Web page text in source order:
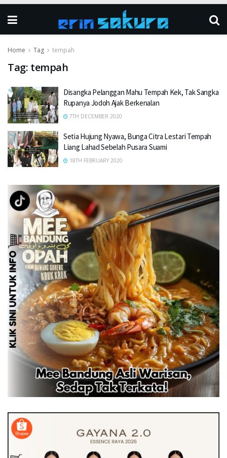
Home Tag tempah
Tag: tempah
Disangka Pelanggan Mahu Tempah Kek, Tak Sangka
Rupanya Jodoh Ajak Berkenalan
7TH DECEMBER 2020
Setia Hujung Nyawa, Bunga Citra Lestari Tempah
Liang Lahad Sebelah Pusara Suami
18TH FEBRUARY 2020